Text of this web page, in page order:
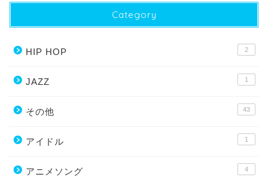
Category
HIP HOP 2
JAZZ 1
その他 43
アイドル 1
アニメソング 4